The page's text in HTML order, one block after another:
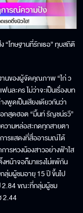
“โทษฐานที่รักเธอ” ทุบสถิติ
านของผู้จัดคุณภาพ “ไก่ ว
ละคร ไม่ว่าจะเป็นเรื่องบท
งพูดเป็นเสียงเดียวกันว่า
กสุดฮอต “มิ้นท์ รัญชน์รวี”
วามหล่อสะกดทุกสายตา
ารแสดงที่สื่ออารมณ์ได้
ารหวงน้องสาวอย่างฟ้าใส
หน้าจอก็มาแรงไม่แพ้กัน
ลุ่มผู้ชมอายุ 15 ปี ขึ้นไป
2.84 ขณะที่กลุ่มผู้ชม
2.44